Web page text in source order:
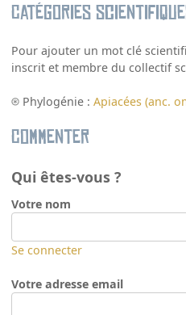
Catégories
Pour ajouter un mot clé
inscrit et membre du collectif
Phylogénie :Apiacées (anc.
Commenter
Qui êtes-vous ?
Votre nom
Se connecter
Votre adresse email